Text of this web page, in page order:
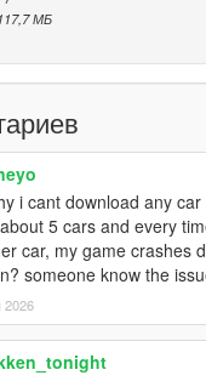
addon folder to “GTAV –
> common > date >
- jettagli-
, 117,7 МБ
i cant download any
5 cars and every
car, my game crashes
someone know the
2026